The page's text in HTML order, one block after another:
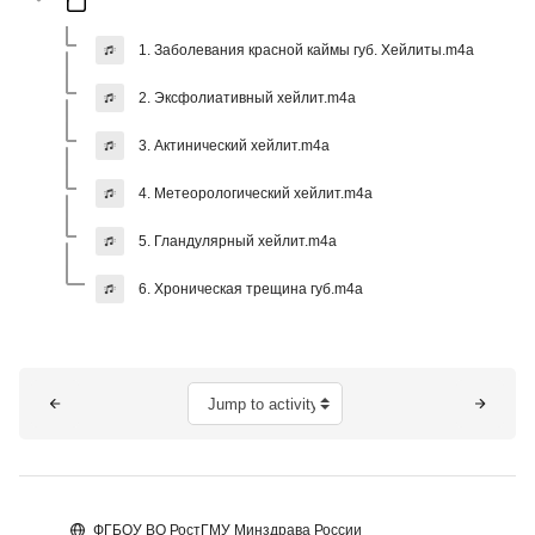
1. Заболевания красной каймы губ. Хейлиты.m4a
2. Эксфолиативный хейлит.m4a
3. Актинический хейлит.m4a
4. Метеорологический хейлит.m4a
5. Гландулярный хейлит.m4a
6. Хроническая трещина губ.m4a
Jump to activity
ФГБОУ ВО РостГМУ Минздрава России